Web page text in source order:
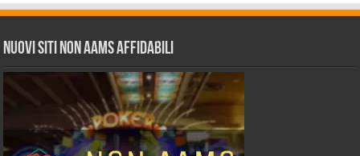
Nuovi siti non AAMS affidabili